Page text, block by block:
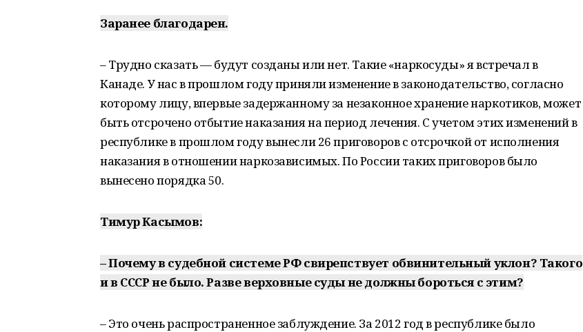
Заранее благодарен.
– Трудно сказать — будут созданы или нет. Такие «наркосуды» я встречал в
Канаде. У нас в прошлом году приняли изменение в законодательство, согласно
которому лицу, впервые задержанному за незаконное хранение наркотиков, может
быть отсрочено отбытие наказания на период лечения. С учетом этих изменений в
республике в прошлом году вынесли 26 приговоров с отсрочкой от исполнения
наказания в отношении наркозависимых. По России таких приговоров было
вынесено порядка 50.
Тимур Касымов:
– Почему в судебной системе РФ свирепствует обвинительный уклон? Такого
и в СССР не было. Разве верховные суды не должны бороться с этим?
– Это очень распространенное заблуждение. За 2012 год в республике было